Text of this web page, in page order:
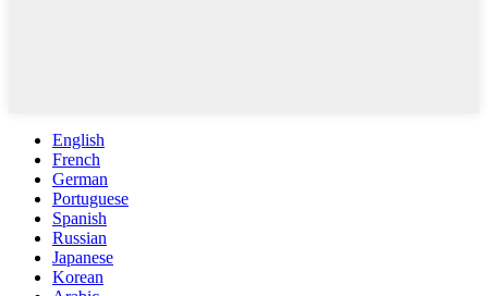
English
French
German
Portuguese
Spanish
Russian
Japanese
Korean